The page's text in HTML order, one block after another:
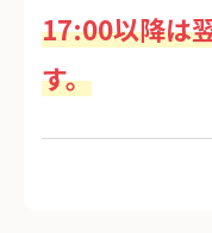
17:00以降は
す。